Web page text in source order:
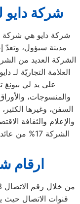
شركة دايو
شركة دايو هي شركة
مدينة سيؤول،
الشركة العديد من
على يد لي بيونغ
والمنسوجات،
السفن، وغيرها
والإعلام والثقافة
ارقام
قنوات الاتصال حيث